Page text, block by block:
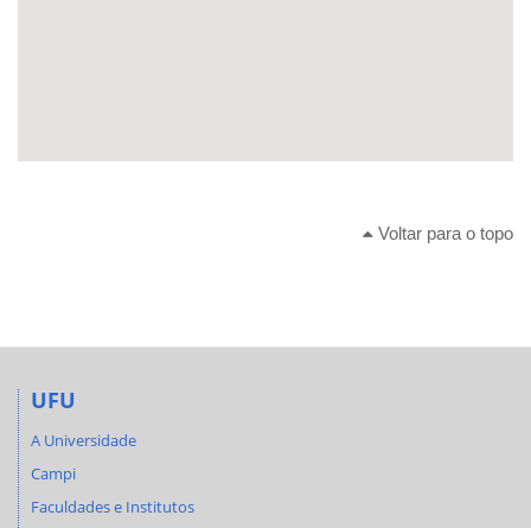
Voltar para o topo
UFU
A Universidade
Campi
Faculdades e Institutos